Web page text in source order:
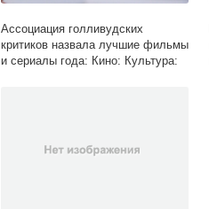
Ассоциация голливудских
критиков назвала лучшие фильмы
и сериалы года: Кино: Культура: